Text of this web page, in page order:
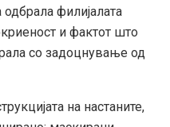
одбрала филијалата
и фактот што
со задоцнување од
на настаните,